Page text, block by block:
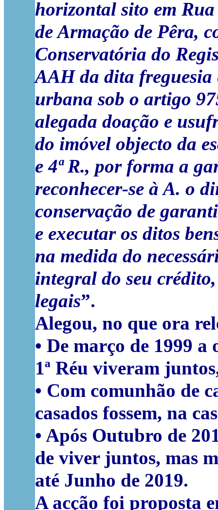
horizontal sito em
de Armação de Pêra,
Conservatória do
AAH da dita
urbana sob o artigo
alegada doação e
do imóvel objecto da
e 4ª R., por forma a
reconhecer-se à A. o
conservação de
e executar os ditos
na medida do
integral do seu
legais”.
Alegou, no que ora
• De março de 1999
1ª Réu viveram
• Com comunhão de
casados fossem, na
• Após Outubro de
de viver juntos, mas
até Junho de 2019.
A acção foi proposta